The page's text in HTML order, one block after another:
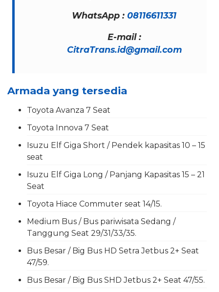
WhatsApp : 08116611331
E-mail :
CitraTrans.id@gmail.com
Armada yang tersedia
Toyota Avanza 7 Seat
Toyota Innova 7 Seat
Isuzu Elf Giga Short / Pendek kapasitas 10 – 15
seat
Isuzu Elf Giga Long / Panjang Kapasitas 15 – 21
Seat
Toyota Hiace Commuter seat 14/15.
Medium Bus / Bus pariwisata Sedang /
Tanggung Seat 29/31/33/35.
Bus Besar / Big Bus HD Setra Jetbus 2+ Seat
47/59.
Bus Besar / Big Bus SHD Jetbus 2+ Seat 47/55.